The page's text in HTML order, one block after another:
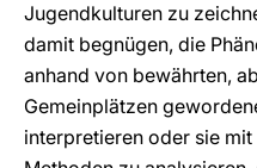
Jugendkulturen zu
damit begnügen, die
anhand von bewährten,
Gemeinplätzen
interpretieren oder sie